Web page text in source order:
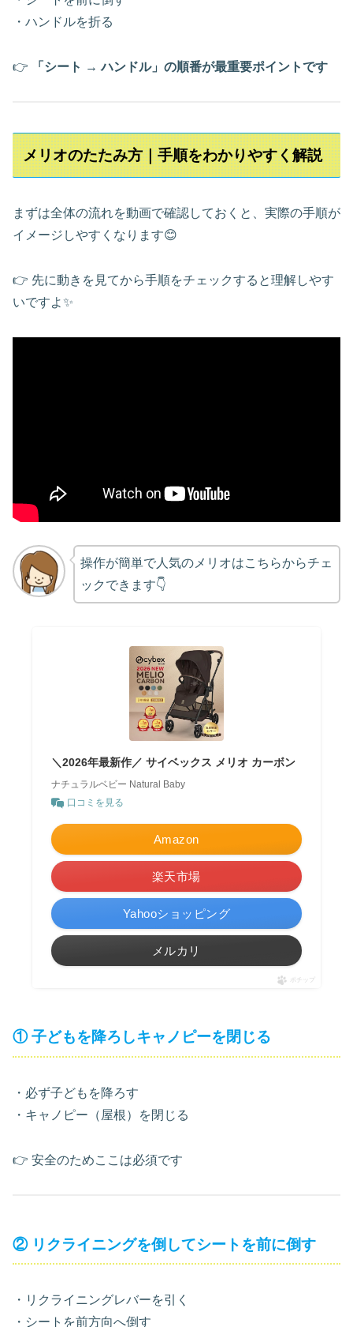
・ハンドルを折る
👉 「シート → ハンドル」の順番が最重要ポイントです
メリオのたたみ方｜手順をわかりやすく解説
まずは全体の流れを動画で確認しておくと、実際の手順が
イメージしやすくなります😊
👉 先に動きを見てから手順をチェックすると理解しやす
いですよ✨
操作が簡単で人気のメリオはこちらからチェ
ックできます👇
＼2026年最新作／ サイベックス メリオ カーボン
ナチュラルベビー Natural Baby
口コミを見る
Amazon
楽天市場
Yahooショッピング
メルカリ
ポチップ
① 子どもを降ろしキャノピーを閉じる
・必ず子どもを降ろす
・キャノピー（屋根）を閉じる
👉 安全のためここは必須です
② リクライニングを倒してシートを前に倒す
・リクライニングレバーを引く
・シートを前方向へ倒す